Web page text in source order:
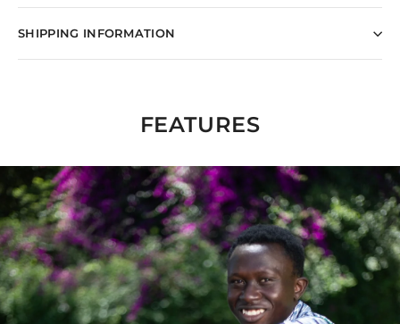
SHIPPING INFORMATION
FEATURES